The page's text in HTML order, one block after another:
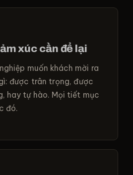
xúc cần để lại
muốn khách mời ra
được trân trọng, được
hay tự hào. Mọi tiết mục
đó.